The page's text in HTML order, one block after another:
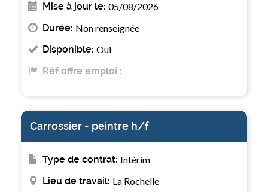
Mise à jour le: 05/08/2026
Durée: Non renseignée
Disponible: Oui
Réf offre emploi :
Carrossier - peintre h/f
Type de contrat: Intérim
Lieu de travail: La Rochelle